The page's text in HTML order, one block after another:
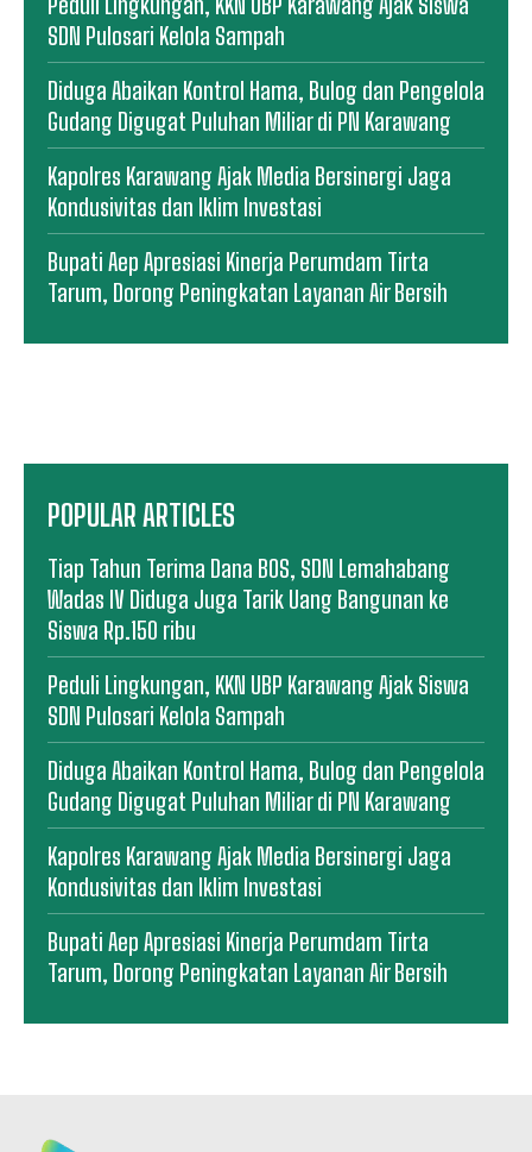
SDN Pulosari Kelola Sampah
Diduga Abaikan Kontrol Hama, Bulog dan Pengelola
Gudang Digugat Puluhan Miliar di PN Karawang
Kapolres Karawang Ajak Media Bersinergi Jaga
Kondusivitas dan Iklim Investasi
Bupati Aep Apresiasi Kinerja Perumdam Tirta
Tarum, Dorong Peningkatan Layanan Air Bersih
POPULAR ARTICLES
Tiap Tahun Terima Dana BOS, SDN Lemahabang
Wadas IV Diduga Juga Tarik Uang Bangunan ke
Siswa Rp.150 ribu
Peduli Lingkungan, KKN UBP Karawang Ajak Siswa
SDN Pulosari Kelola Sampah
Diduga Abaikan Kontrol Hama, Bulog dan Pengelola
Gudang Digugat Puluhan Miliar di PN Karawang
Kapolres Karawang Ajak Media Bersinergi Jaga
Kondusivitas dan Iklim Investasi
Bupati Aep Apresiasi Kinerja Perumdam Tirta
Tarum, Dorong Peningkatan Layanan Air Bersih